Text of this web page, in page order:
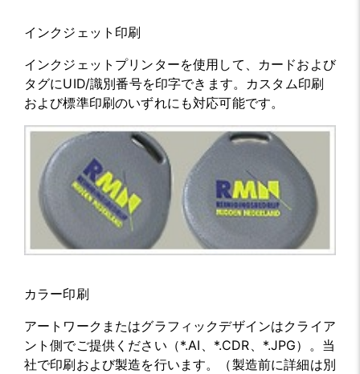
インクジェット印刷
インクジェットプリンターを使用して、カードおよび
タグにUID/識別番号を印字できます。カスタム印刷
および標準印刷のいずれにも対応可能です。
カラー印刷
アートワークまたはグラフィックデザインはクライア
ント側でご提供ください（*.AI、*.CDR、*.JPG）。当
社で印刷および製造を行います。（製造前に詳細は別